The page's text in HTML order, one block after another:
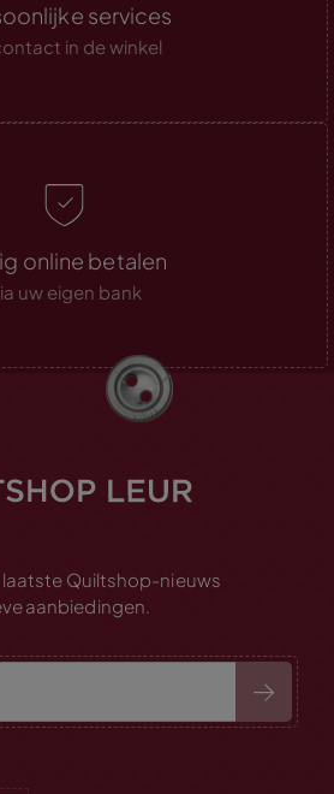
services
in de winkel
online betalen
uw eigen bank
laatste Quiltshop-nieuws
aanbiedingen.